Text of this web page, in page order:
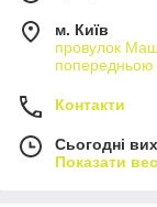
м. Київ
провулок
попередньою
Контакти
Сьогодні
Показати